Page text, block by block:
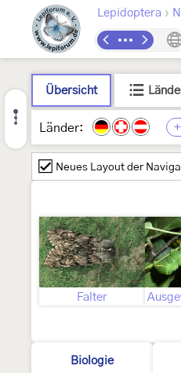
Lepidoptera ›
Übersicht
Länder:
Neues Layout der
Falter
Biologie